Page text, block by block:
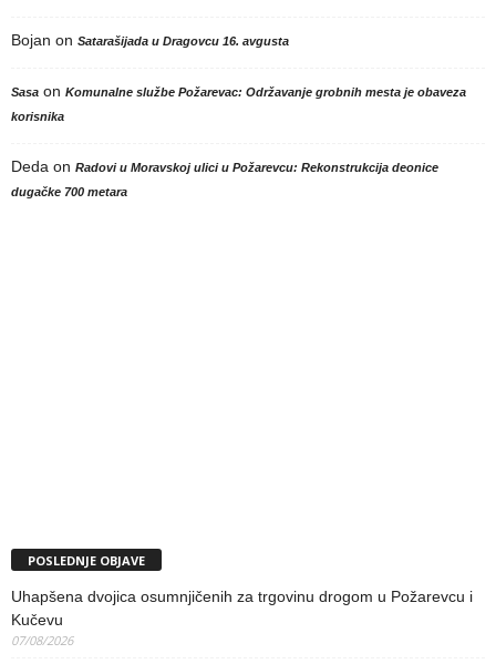
Bojan on Satarašijada u Dragovcu 16. avgusta
Sasa on Komunalne službe Požarevac: Održavanje grobnih mesta je obaveza
korisnika
Deda on Radovi u Moravskoj ulici u Požarevcu: Rekonstrukcija deonice
dugačke 700 metara
POSLEDNJE OBJAVE
Uhapšena dvojica osumnjičenih za trgovinu drogom u Požarevcu i
Kučevu
07/08/2026